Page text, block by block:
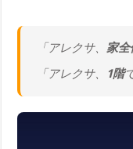
「アレクサ、家全
「アレクサ、
1階